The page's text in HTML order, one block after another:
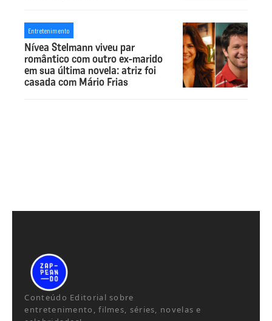
Entretenimento
Nívea Stelmann viveu par
romântico com outro ex-marido
em sua última novela: atriz foi
casada com Mário Frias
Conteúdo Editorial sobre
entretenimento, filmes, séries, novelas e